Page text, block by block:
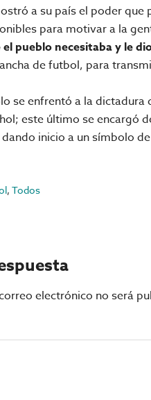
a su país el poder
para motivar a la
el pueblo necesitaba y le
de futbol, para
se enfrentó a la
este último se encargó
inicio a un símbolo
, Todos
electrónico no será